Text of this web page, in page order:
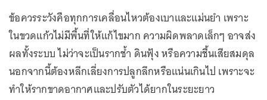
ข้อควรระวังคือทุกการเคลื่อนไหวต้องเบาและแม่นยำ เพราะ
ในขวดแก้วไม่มีพื้นที่ให้แก้ไขมาก ความผิดพลาดเล็กๆ อาจส่ง
ผลทั้งระบบ ไม่ว่าจะเป็นรากช้ำ ดินฟุ้ง หรือความชื้นเสียสมดุล
นอกจากนี้ต้องหลีกเลี่ยงการปลูกลึกหรือแน่นเกินไป เพราะจะ
ทำให้รากขาดอากาศและปรับตัวได้ยากในระยะยาว